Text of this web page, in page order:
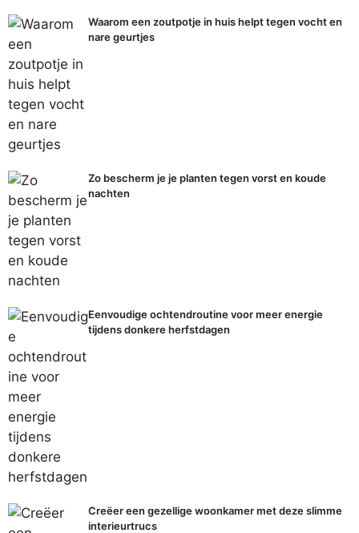
Waarom een zoutpotje in huis helpt tegen vocht en
nare geurtjes
Zo bescherm je je planten tegen vorst en koude
nachten
Eenvoudige ochtendroutine voor meer energie
tijdens donkere herfstdagen
Creëer een gezellige woonkamer met deze slimme
interieurtrucs